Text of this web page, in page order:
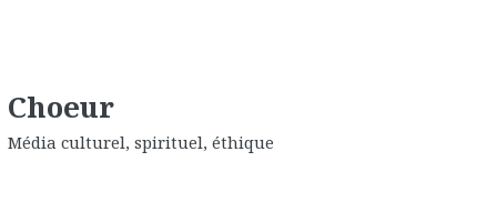
Choeur
Média culturel, spirituel, éthique